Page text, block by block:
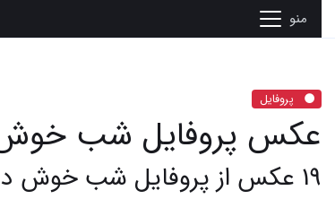
منو
پروفایل
عکس پروفایل شب
19 عکس از پروفایل شب خوش دوستان برای لحظات ویژه